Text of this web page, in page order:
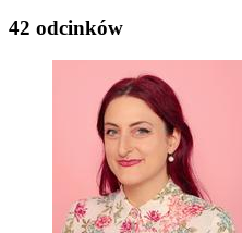
42 odcinków